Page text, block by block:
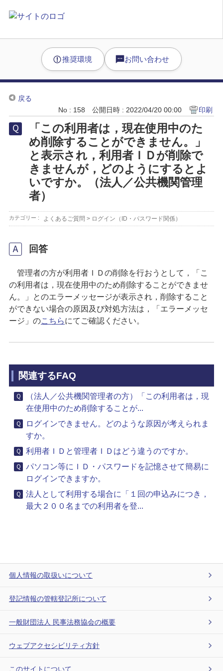
推奨環境 お問い合わせ
戻る
No : 158
公開日時 : 2022/04/20 00:00 印刷
「この利用者は，現在使用中のた
め削除することができません。」
と表示され，利用者ＩＤが削除で
きませんが，どのようにするとよ
いですか。（法人／公共機関管理
者）
カテゴリー : よくあるご質問 > ログイン（ID・パスワード関係）
回答
管理者の方が利用者ＩＤの削除を行おうとして，「こ
の利用者は，現在使用中のため削除することができませ
ん。」とのエラーメッセージが表示され，削除すること
ができない場合の原因及び対処方法は，「エラーメッセ
ージ」のこちらにてご確認ください。
関連するFAQ
（法人／公共機関管理者の方）「この利用者は，現
在使用中のため削除することが...
ログインできません。どのような原因が考えられま
すか。
利用者ＩＤと管理者ＩＤはどう違うのですか。
パソコン等にＩＤ・パスワードを記憶させて簡易に
ログインできますか。
法人として利用する場合に「１回の申込みにつき，
最大２００名までの利用者を登...
個人情報の取扱いについて
登記情報の管轄登記所について
一般財団法人 民事法務協会の概要
ウェブアクセシビリティ方針
このサイトについて